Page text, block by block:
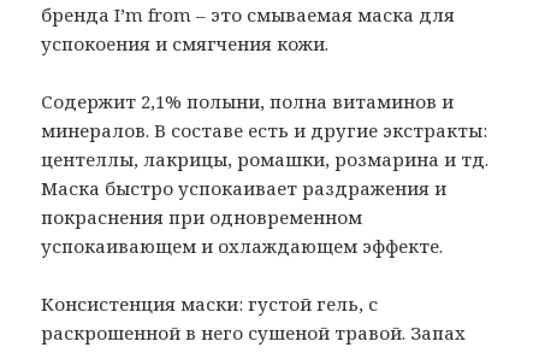
бренда I’m from – это смываемая маска для
успокоения и смягчения кожи.
Содержит 2,1% полыни, полна витаминов и
минералов. В составе есть и другие экстракты:
центеллы, лакрицы, ромашки, розмарина и тд.
Маска быстро успокаивает раздражения и
покраснения при одновременном
успокаивающем и охлаждающем эффекте.
Консистенция маски: густой гель, с
раскрошенной в него сушеной травой. Запах